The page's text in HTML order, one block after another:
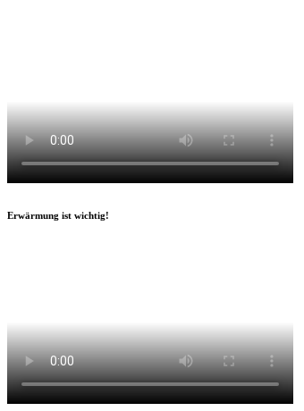
Erwärmung ist wichtig!